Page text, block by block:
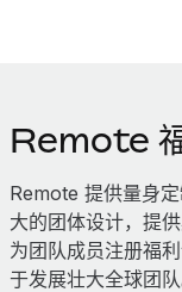
Remote
Remote 提供量身
大的团体设计，提
为团队成员注册福
于发展壮大全球团